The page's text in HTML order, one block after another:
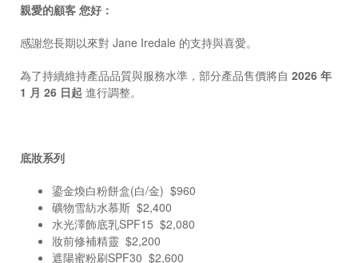
親愛的顧客 您好：
感謝您長期以來對 Jane Iredale 的支持與喜愛。
為了持續維持產品品質與服務水準，部分產品售價將自 2026 年
1 月 26 日起 進行調整。
底妝系列
鎏金煥白粉餅盒(白/金) $960
礦物雪紡水慕斯 $2,400
水光澤飾底乳SPF15 $2,080
妝前修補精靈 $2,200
遮陽蜜粉刷SPF30 $2,600